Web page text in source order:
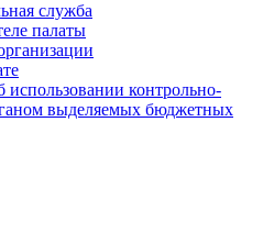
служба
палаты
использовании контрольно-
выделяемых бюджетных